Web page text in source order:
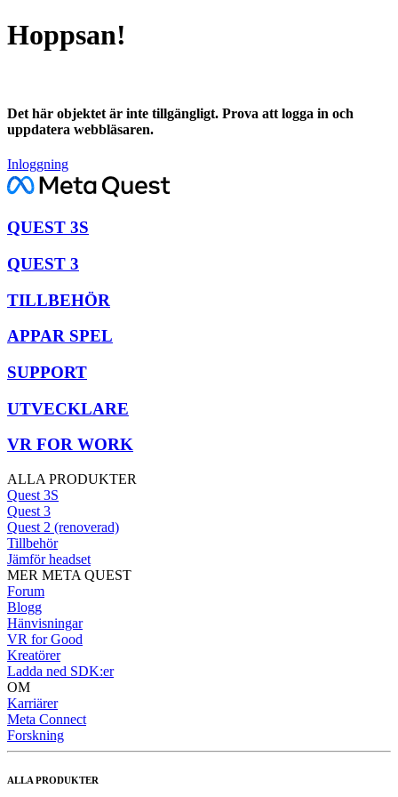
Hoppsan!
Det här objektet är inte tillgängligt. Prova att logga in och
uppdatera webbläsaren.
Inloggning
QUEST 3S
QUEST 3
TILLBEHÖR
APPAR SPEL
SUPPORT
UTVECKLARE
VR FOR WORK
ALLA PRODUKTER
Quest 3S
Quest 3
Quest 2 (renoverad)
Tillbehör
Jämför headset
MER META QUEST
Forum
Blogg
Hänvisningar
VR for Good
Kreatörer
Ladda ned SDK:er
OM
Karriärer
Meta Connect
Forskning
ALLA PRODUKTER